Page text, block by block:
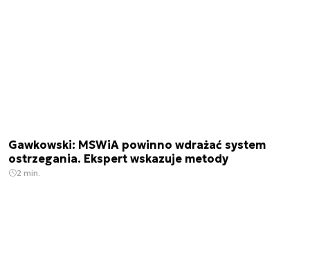
Gawkowski: MSWiA powinno wdrażać system
ostrzegania. Ekspert wskazuje metody
2 min.